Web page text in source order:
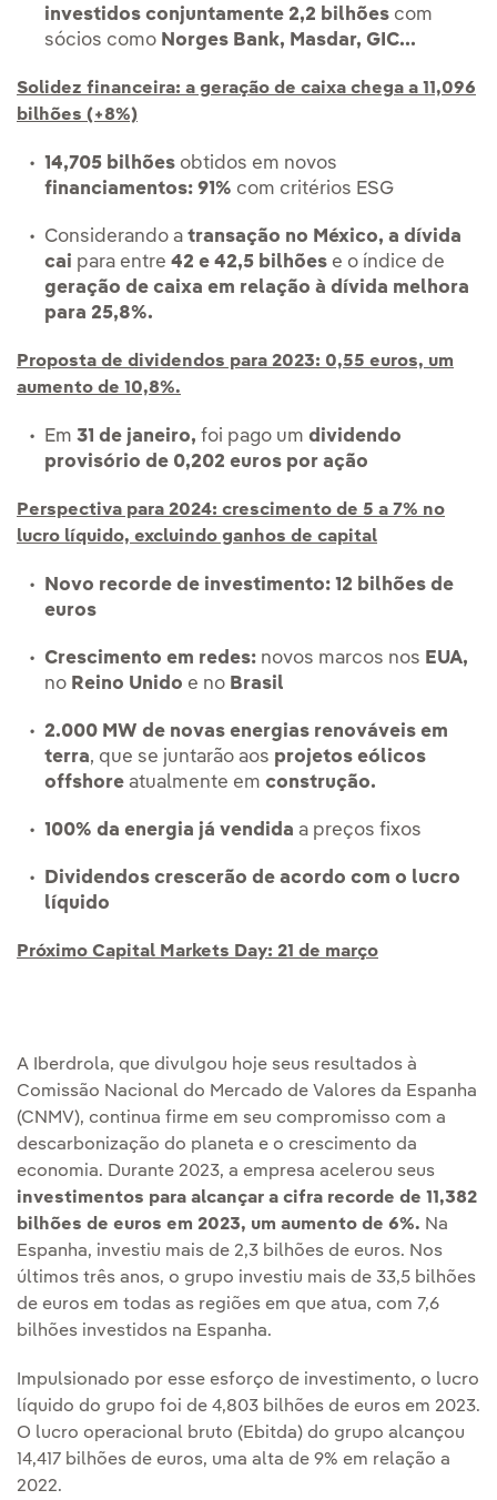
investidos conjuntamente 2,2 bilhões com
sócios como Norges Bank, Masdar, GIC...
Solidez financeira: a geração de caixa chega a 11,096
bilhões (+8%)
14,705 bilhões obtidos em novos
financiamentos: 91% com critérios ESG
Considerando a transação no México, a dívida
cai para entre 42 e 42,5 bilhões e o índice de
geração de caixa em relação à dívida melhora
para 25,8%.
Proposta de dividendos para 2023: 0,55 euros, um
aumento de 10,8%.
Em 31 de janeiro, foi pago um dividendo
provisório de 0,202 euros por ação
Perspectiva para 2024: crescimento de 5 a 7% no
lucro líquido, excluindo ganhos de capital
Novo recorde de investimento: 12 bilhões de
euros
Crescimento em redes: novos marcos nos EUA,
no Reino Unido e no Brasil
2.000 MW de novas energias renováveis em
terra, que se juntarão aos projetos eólicos
offshore atualmente em construção.
100% da energia já vendida a preços fixos
Dividendos crescerão de acordo com o lucro
líquido
Próximo Capital Markets Day: 21 de março
A Iberdrola, que divulgou hoje seus resultados à
Comissão Nacional do Mercado de Valores da Espanha
(CNMV), continua firme em seu compromisso com a
descarbonização do planeta e o crescimento da
economia. Durante 2023, a empresa acelerou seus
investimentos para alcançar a cifra recorde de 11,382
bilhões de euros em 2023, um aumento de 6%. Na
Espanha, investiu mais de 2,3 bilhões de euros. Nos
últimos três anos, o grupo investiu mais de 33,5 bilhões
de euros em todas as regiões em que atua, com 7,6
bilhões investidos na Espanha.
Impulsionado por esse esforço de investimento, o lucro
líquido do grupo foi de 4,803 bilhões de euros em 2023.
O lucro operacional bruto (Ebitda) do grupo alcançou
14,417 bilhões de euros, uma alta de 9% em relação a
2022.